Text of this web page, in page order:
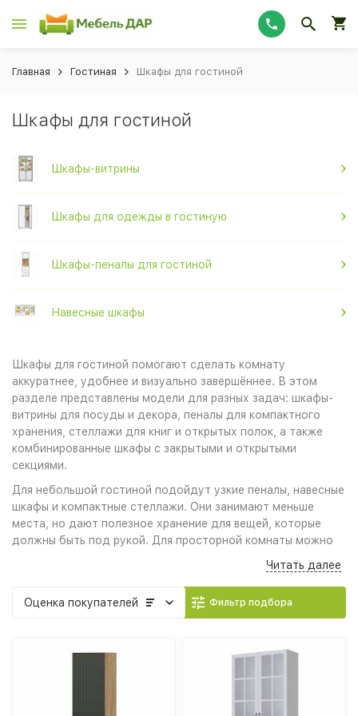
Главная Гостиная Шкафы для гостиной
Шкафы для гостиной
Шкафы-витрины
Шкафы для одежды в гостиную
Шкафы-пеналы для гостиной
Навесные шкафы
Шкафы для гостиной помогают сделать комнату
аккуратнее, удобнее и визуально завершённее. В этом
разделе представлены модели для разных задач: шкафы-
витрины для посуды и декора, пеналы для компактного
хранения, стеллажи для книг и открытых полок, а также
комбинированные шкафы с закрытыми и открытыми
секциями.
Для небольшой гостиной подойдут узкие пеналы, навесные
шкафы и компактные стеллажи. Они занимают меньше
места, но дают полезное хранение для вещей, которые
должны быть под рукой. Для просторной комнаты можно
комбинированную модель, которая дополнит ТВ-зону,
модульную гостиную или уже имеющийся комплект
мебели.
оттенках: белый, венге, дуб крафт, ясень, белфорт и другие
современный интерьер, классическую гостиную, квартиру-
студию, комнату отдыха или загородный дом.
Читать далее
Оценка покупателей Фильтр подбора